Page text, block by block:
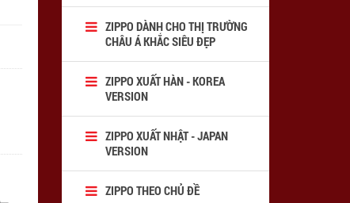
ZIPPO DÀNH CHO THỊ TRƯỜNG
CHÂU Á KHẮC SIÊU ĐẸP
ZIPPO XUẤT HÀN - KOREA
VERSION
ZIPPO XUẤT NHẬT - JAPAN
VERSION
ZIPPO THEO CHỦ ĐỀ